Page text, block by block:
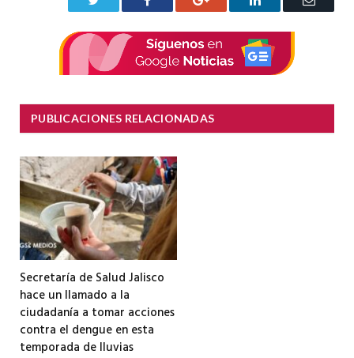
PUBLICACIONES RELACIONADAS
Secretaría de Salud Jalisco
hace un llamado a la
ciudadanía a tomar acciones
contra el dengue en esta
temporada de lluvias